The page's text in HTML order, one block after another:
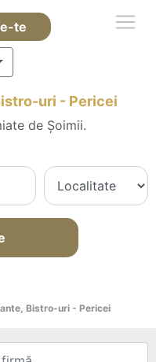
te
uri - Pericei
de Șoimii.
Bistro-uri - Pericei